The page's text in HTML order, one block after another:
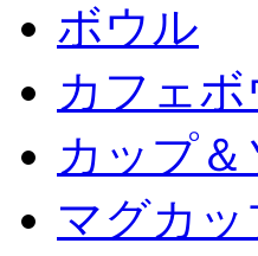
ボウル
カフェ
カップ
マグカッ